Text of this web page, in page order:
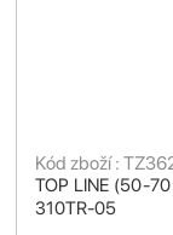
TOP LINE (50-
310TR-05
Kód zboží :